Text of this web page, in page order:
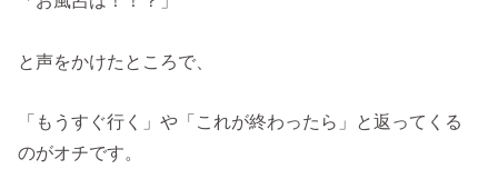
と声をかけたところで、
「もうすぐ行く」や「これが終わったら」と返ってくる
のがオチです。